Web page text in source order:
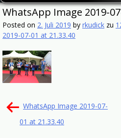
WhatsApp Image 2019-
Posted on 2. Juli 2019 by rkudick zu
2019-07-01 at 21.33.40
Beitragsnavigation
WhatsApp Image 2019-07-
01 at 21.33.40